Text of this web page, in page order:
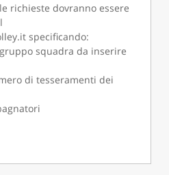
richieste dovranno essere
specificando:
squadra da inserire
di tesseramenti dei